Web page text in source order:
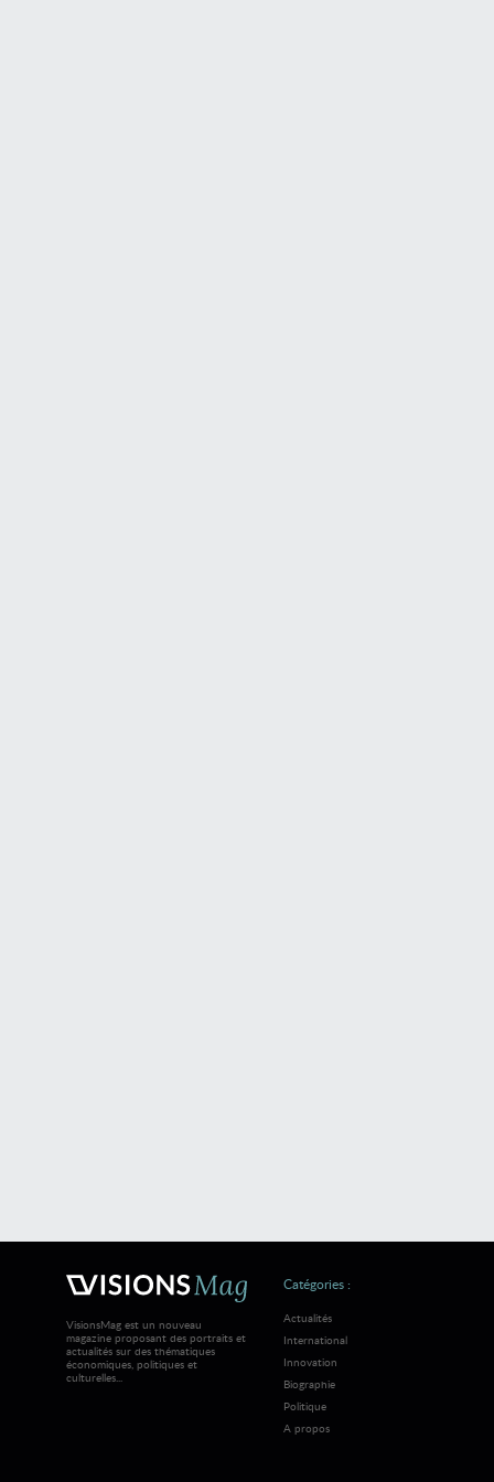
VisionsMag est un nouveau
magazine proposant des portraits et
actualités sur des thématiques
économiques, politiques et
culturelles...
Catégories :
Actualités
International
Innovation
Biographie
Politique
A propos